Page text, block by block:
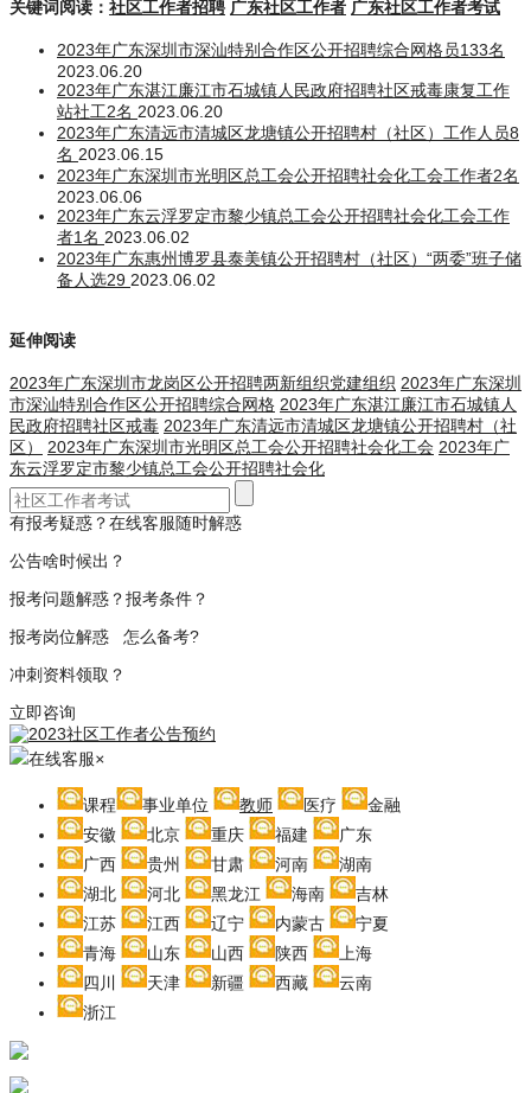
关键词阅读： 社区工作者招聘 广东社区工作者 广东社区工作者考试
2023年广东深圳市深汕特别合作区公开招聘综合网格员133名
2023.06.20
2023年广东湛江廉江市石城镇人民政府招聘社区戒毒康复工作
站社工2名 2023.06.20
2023年广东清远市清城区龙塘镇公开招聘村（社区）工作人员8
名 2023.06.15
2023年广东深圳市光明区总工会公开招聘社会化工会工作者2名
2023.06.06
2023年广东云浮罗定市黎少镇总工会公开招聘社会化工会工作
者1名 2023.06.02
2023年广东惠州博罗县泰美镇公开招聘村（社区）“两委”班子储
备人选29 2023.06.02
延伸阅读
2023年广东深圳市龙岗区公开招聘两新组织党建组织 2023年广东深圳
市深汕特别合作区公开招聘综合网格 2023年广东湛江廉江市石城镇人
民政府招聘社区戒毒 2023年广东清远市清城区龙塘镇公开招聘村（社
区）
2023年广东深圳市光明区总工会公开招聘社会化工会 2023年广
东云浮罗定市黎少镇总工会公开招聘社会化
有报考疑惑？在线客服随时解惑
公告啥时候出？
报考问题解惑？报考条件？
报考岗位解惑 怎么备考?
冲刺资料领取？
立即咨询
在线客服×
课程 事业单位 教师 医疗
金融
安徽
北京 重庆 福建
广东
广西
贵州 甘肃 河南
湖南
湖北
河北 黑龙江 海南
吉林
江苏
江西 辽宁 内蒙古
宁夏
青海
山东 山西 陕西
上海
四川
天津 新疆 西藏
云南
浙江